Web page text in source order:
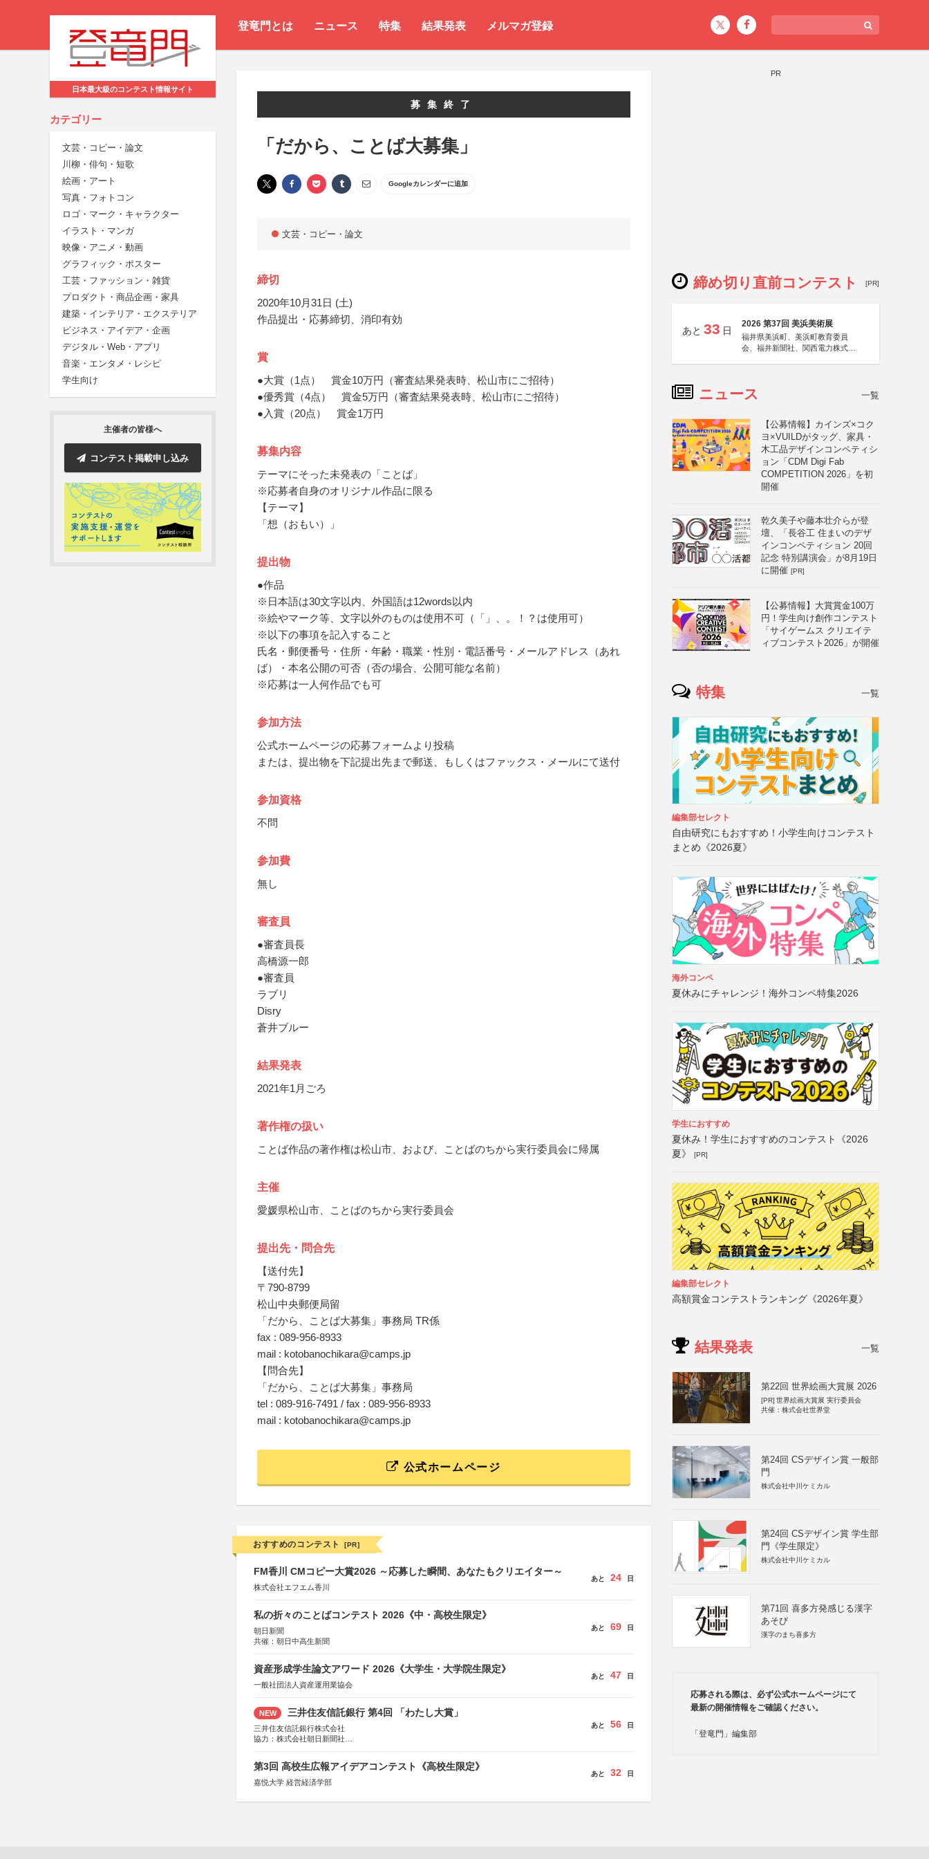
登竜門とは ニュース 特集 結果発表 メルマガ登録
日本最大級のコンテスト情報サイト
カテゴリー
文芸・コピー・論文
川柳・俳句・短歌
絵画・アート
写真・フォトコン
ロゴ・マーク・キャラクター
イラスト・マンガ
映像・アニメ・動画
グラフィック・ポスター
工芸・ファッション・雑貨
プロダクト・商品企画・家具
建築・インテリア・エクステリア
ビジネス・アイデア・企画
デジタル・Web・アプリ
音楽・エンタメ・レシピ
学生向け
主催者の皆様へ
コンテスト掲載申し込み
募集終了
「だから、ことば大募集」
Googleカレンダーに追加
文芸・コピー・論文
締切
2020年10月31日 (土)
作品提出・応募締切、消印有効
賞
●大賞（1点） 賞金10万円（審査結果発表時、松山市にご招待）
●優秀賞（4点） 賞金5万円（審査結果発表時、松山市にご招待）
●入賞（20点） 賞金1万円
募集内容
テーマにそった未発表の「ことば」
※応募者自身のオリジナル作品に限る
【テーマ】
「想（おもい）」
提出物
●作品
※日本語は30文字以内、外国語は12words以内
※絵やマーク等、文字以外のものは使用不可（「」、。！？は使用可）
※以下の事項を記入すること
氏名・郵便番号・住所・年齢・職業・性別・電話番号・メールアドレス（あれ
ば）・本名公開の可否（否の場合、公開可能な名前）
※応募は一人何作品でも可
参加方法
公式ホームページの応募フォームより投稿
または、提出物を下記提出先まで郵送、もしくはファックス・メールにて送付
参加資格
不問
参加費
無し
審査員
●審査員長
高橋源一郎
●審査員
ラブリ
Disry
蒼井ブルー
結果発表
2021年1月ごろ
著作権の扱い
ことば作品の著作権は松山市、および、ことばのちから実行委員会に帰属
主催
愛媛県松山市、ことばのちから実行委員会
提出先・問合先
【送付先】
〒790-8799
松山中央郵便局留
「だから、ことば大募集」事務局 TR係
fax : 089-956-8933
mail : kotobanochikara@camps.jp
【問合先】
「だから、ことば大募集」事務局
tel : 089-916-7491 / fax : 089-956-8933
mail : kotobanochikara@camps.jp
公式ホームページ
おすすめのコンテスト [PR]
FM香川 CMコピー大賞2026 ～応募した瞬間、あなたもクリエイター～
株式会社エフエム香川
あと 24 日
私の折々のことばコンテスト 2026《中・高校生限定》
朝日新聞
共催：朝日中高生新聞
あと 69 日
資産形成学生論文アワード 2026《大学生・大学院生限定》
一般社団法人資産運用業協会
あと 47 日
NEW 三井住友信託銀行 第4回 「わたし大賞」
三井住友信託銀行株式会社
協力：株式会社朝日新聞社
あと 56 日
第3回 高校生広報アイデアコンテスト《高校生限定》
嘉悦大学 経営経済学部
あと 32 日
PR
締め切り直前コンテスト [PR]
あと 33 日
2026 第37回 美浜美術展
福井県美浜町、美浜町教育委員
会、福井新聞社、関西電力株式会
ニュース 一覧
【公募情報】カインズ×コク
ヨ×VUILDがタッグ、家具・
木工品デザインコンペティシ
ョン「CDM Digi Fab
COMPETITION 2026」を初
開催
乾久美子や藤本壮介らが登
壇、「長谷工 住まいのデザ
インコンペティション 20回
記念 特別講演会」が8月19日
に開催 [PR]
【公募情報】大賞賞金100万
円！学生向け創作コンテスト
「サイゲームス クリエイテ
ィブコンテスト2026」が開催
特集 一覧
編集部セレクト
自由研究にもおすすめ！小学生向けコンテスト
まとめ《2026夏》
海外コンペ
夏休みにチャレンジ！海外コンペ特集2026
学生におすすめ
夏休み！学生におすすめのコンテスト《2026
夏》
[PR]
編集部セレクト
高額賞金コンテストランキング《2026年夏》
結果発表 一覧
第22回 世界絵画大賞展 2026
[PR] 世界絵画大賞展 実行委員会
共催：株式会社世界堂
第24回 CSデザイン賞 一般部
門
株式会社中川ケミカル
第24回 CSデザイン賞 学生部
門《学生限定》
株式会社中川ケミカル
第71回 喜多方発感じる漢字
あそび
漢字のまち喜多方
応募される際は、必ず公式ホームページにて
最新の開催情報をご確認ください。
「登竜門」編集部